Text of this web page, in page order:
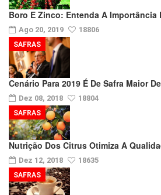
Boro E Zinco: Entenda A
Ago 20, 2019 18806
Cenário Para 2019 É De Safra Maior
Dez 08, 2018 18804
SAFRAS
Nutrição Dos Citrus Otimiza A
Dez 12, 2018 18635
SAFRAS
SAFRAS